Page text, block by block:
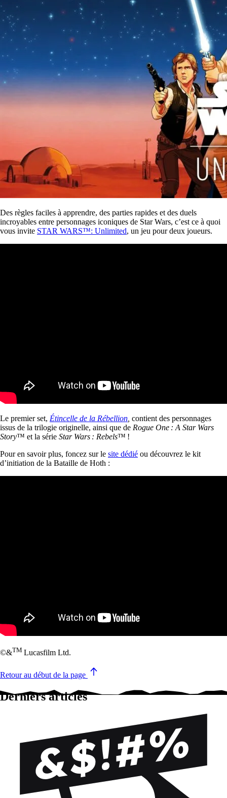
Des règles faciles à apprendre, des parties rapides et des duels
incroyables entre personnages iconiques de Star Wars, c’est ce à quoi
vous invite STAR WARS™: Unlimited, un jeu pour deux joueurs.
Le premier set, Étincelle de la Rébellion contient des personnages
issus de la trilogie originelle, ainsi que de Rogue One : A Star Wars
Story™ et la série Star Wars : Rebels™ !
Pour en savoir plus, foncez sur le site dédié ou découvrez le kit
d’initiation de la Bataille de Hoth :
©&TM Lucasfilm Ltd.
Retour au début de la page
Derniers articles